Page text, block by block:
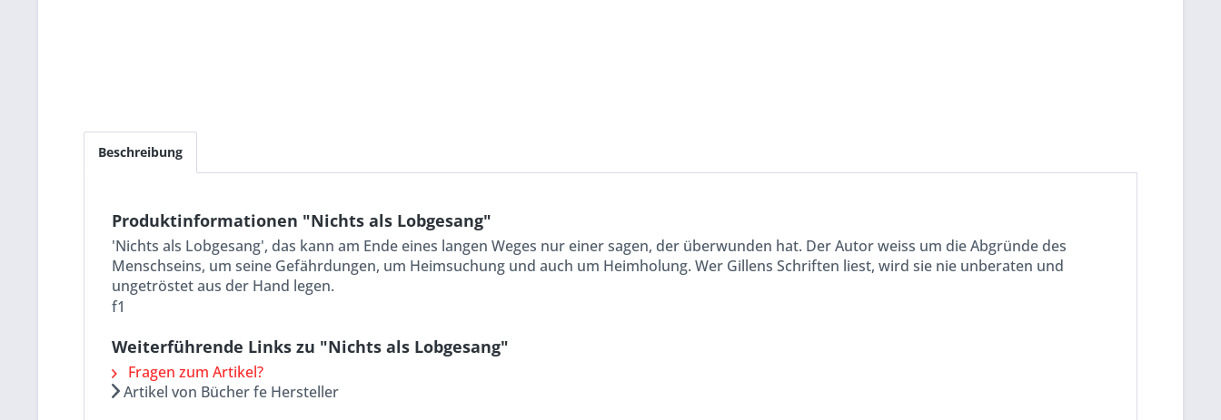
Beschreibung
Produktinformationen "Nichts als Lobgesang"
'Nichts als Lobgesang', das kann am Ende eines langen Weges nur einer sagen, der überwunden hat. Der Autor weiss um die Abgründe des
Menschseins, um seine Gefährdungen, um Heimsuchung und auch um Heimholung. Wer Gillens Schriften liest, wird sie nie unberaten und
ungetröstet aus der Hand legen.
f1
Weiterführende Links zu "Nichts als Lobgesang"
Fragen zum Artikel?
Artikel von Bücher fe Hersteller